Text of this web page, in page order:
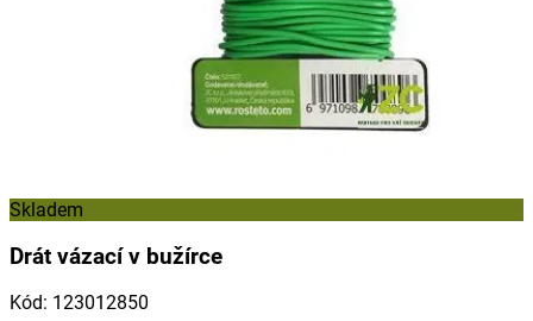
Skladem
Drát vázací v bužírce
Kód: 123012850